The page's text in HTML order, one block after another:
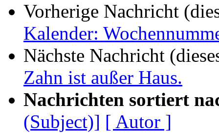
Vorherige Nachricht
Kalender:
Nächste Nachricht
Zahn ist außer Haus.
Nachrichten sortiert
(Subject)] [ Autor ]